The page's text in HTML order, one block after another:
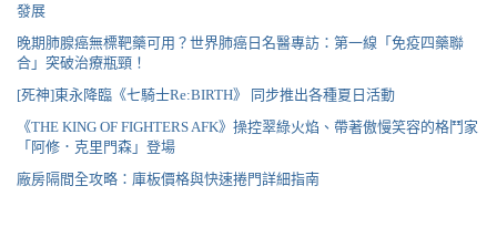
發展
晚期肺腺癌無標靶藥可用？世界肺癌日名醫專訪：第一線「免疫四藥聯
合」突破治療瓶頸！
[死神]東永降臨《七騎士Re:BIRTH》 同步推出各種夏日活動
《THE KING OF FIGHTERS AFK》操控翠綠火焰、帶著傲慢笑容的格鬥家
「阿修．克里門森」登場
廠房隔間全攻略：庫板價格與快速捲門詳細指南